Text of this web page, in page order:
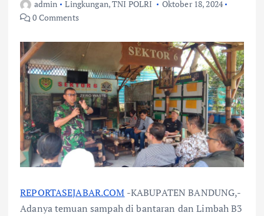
admin Lingkungan,TNI POLRI
Oktober 18, 2024
0 Comments
REPORTASEJABAR.COM -KABUPATEN BANDUNG,-
Adanya temuan sampah di bantaran dan Limbah B3